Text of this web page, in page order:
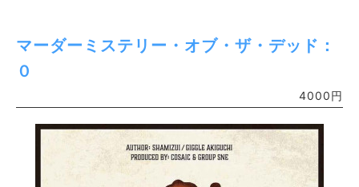
マーダーミステリー・オブ・ザ・デッド：
０
4000円